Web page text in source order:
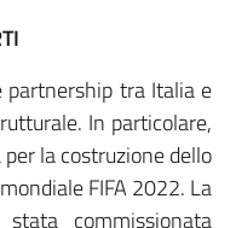
tra Italia e
In particolare,
la costruzione dello
FIFA 2022. La
commissionata